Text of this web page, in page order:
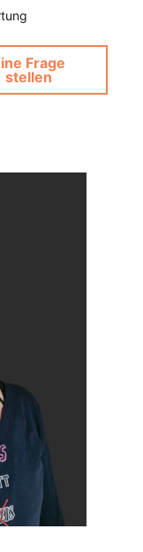
Frage
stellen